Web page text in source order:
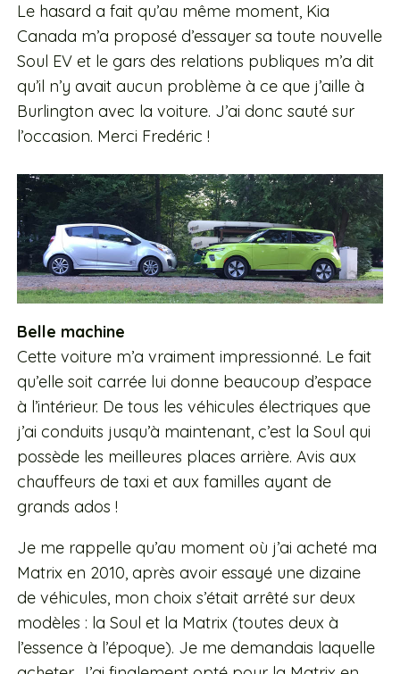
Le hasard a fait qu’au même moment, Kia
Canada m’a proposé d’essayer sa toute nouvelle
Soul EV et le gars des relations publiques m’a dit
qu’il n’y avait aucun problème à ce que j’aille à
Burlington avec la voiture. J’ai donc sauté sur
l’occasion. Merci Fredéric !
Belle machine
Cette voiture m’a vraiment impressionné. Le fait
qu’elle soit carrée lui donne beaucoup d’espace
à l’intérieur. De tous les véhicules électriques que
j’ai conduits jusqu’à maintenant, c’est la Soul qui
possède les meilleures places arrière. Avis aux
chauffeurs de taxi et aux familles ayant de
grands ados !
Je me rappelle qu’au moment où j’ai acheté ma
Matrix en 2010, après avoir essayé une dizaine
de véhicules, mon choix s’était arrêté sur deux
modèles : la Soul et la Matrix (toutes deux à
l’essence à l’époque). Je me demandais laquelle